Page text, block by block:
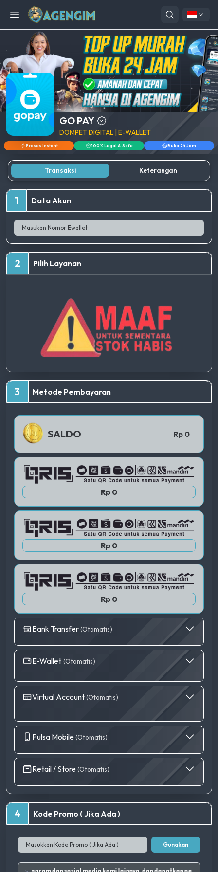
Open menu
GO PAY
DOMPET DIGITAL | E-WALLET
Proses Instant 100% Legal & Safe Buka 24 Jam
Transaksi Keterangan
1 Data Akun
2 Pilih Layanan
3 Metode Pembayaran
SALDO Rp 0
Rp 0
QRIS 1
Rp 0
QRIS 2
Rp 0
QRIS 3
Bank Transfer(Otomatis)
E-Wallet (Otomatis)
Virtual Account(Otomatis)
Pulsa Mobile (Otomatis)
Retail / Store (Otomatis)
4 Kode Promo ( Jika Ada )
Gunakan
Ikuti Instagram dan sosial media kami lainnya, dan dapatkan